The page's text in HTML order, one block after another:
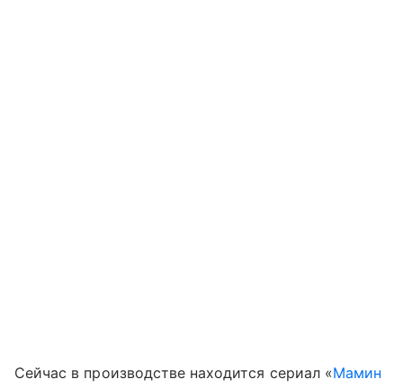
Сейчас в производстве находится сериал «Мамин